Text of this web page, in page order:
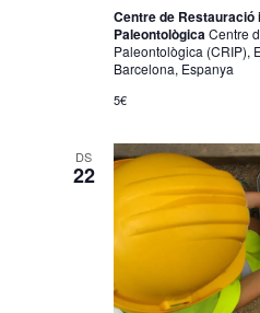
Centre de Restauració
PaleontològicaCentre
Paleontològica (CRIP),
Barcelona, Espanya
5€
DS
22